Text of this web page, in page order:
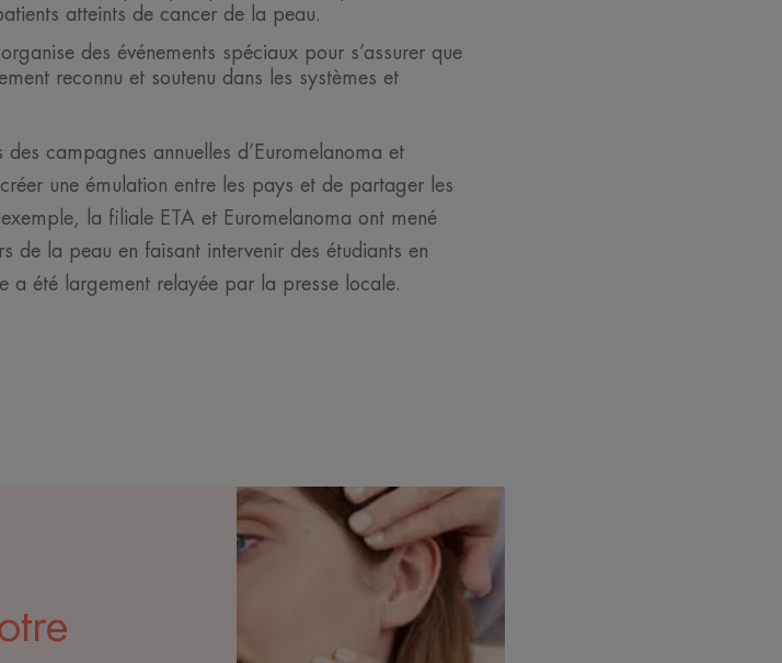
atteints de cancer de la peau.
des événements spéciaux pour s’assurer que
reconnu et soutenu dans les systèmes et
campagnes annuelles d’Euromelanoma et
une émulation entre les pays et de partager les
la filiale ETA et Euromelanoma ont mené
de la peau en faisant intervenir des étudiants en
a été largement relayée par la presse locale.